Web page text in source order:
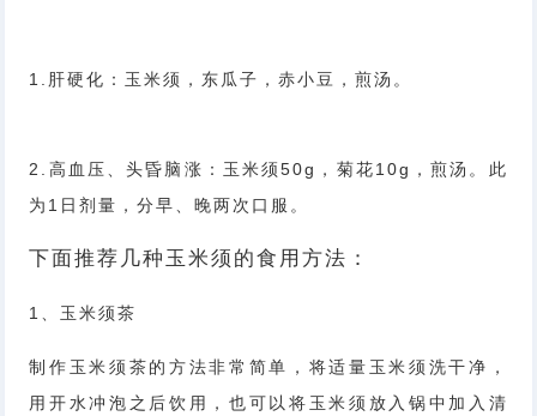
1.肝硬化：玉米须，东瓜子，赤小豆，煎汤。
2.高血压、头昏脑涨：玉米须50g，菊花10g，煎汤。此
为1日剂量，分早、晚两次口服。
下面推荐几种玉米须的食用方法：
1、玉米须茶
制作玉米须茶的方法非常简单，将适量玉米须洗干净，
用开水冲泡之后饮用，也可以将玉米须放入锅中加入清